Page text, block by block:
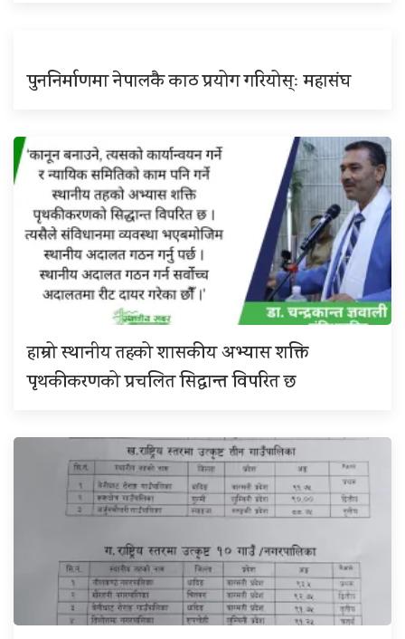
पुननिर्माणमा नेपालकै काठ प्रयोग गरियोस्ः महासंघ
हाम्रो स्थानीय तहको शासकीय अभ्यास शक्ति
पृथकीकरणको प्रचलित सिद्धान्त विपरित छ